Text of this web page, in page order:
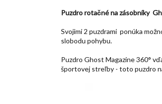
Puzdro rotačné na zásobníky
Svojimi 2 puzdrami ponúka
slobodu pohybu.
Puzdro Ghost Magazine 360°
športovej streľby - toto puzdro